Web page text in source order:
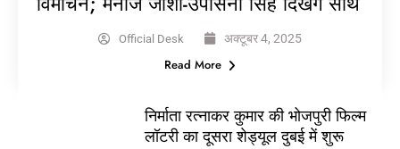
Official Desk अक्टूबर 4, 2025
Read More
निर्माता रत्नाकर कुमार की भोजपुरी फिल्म
लॉटरी का दूसरा शेड्यूल दुबई में शुरू